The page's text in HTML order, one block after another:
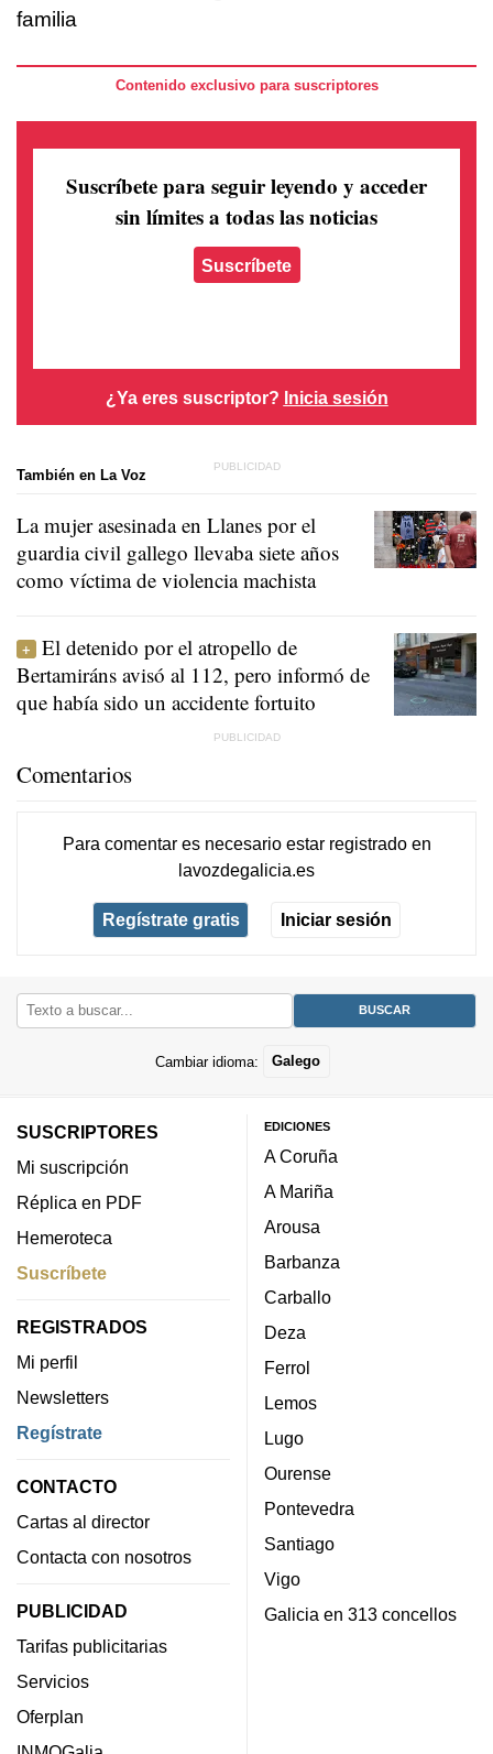
familia
Contenido exclusivo para suscriptores
Suscríbete para seguir leyendo y acceder
sin límites a todas las noticias
Suscríbete
¿Ya eres suscriptor? Inicia sesión
También en La Voz
La mujer asesinada en Llanes por el
guardia civil gallego llevaba siete años
como víctima de violencia machista
El detenido por el atropello de
Bertamiráns avisó al 112, pero informó de
que había sido un accidente fortuito
Comentarios
Para comentar es necesario estar registradoen
lavozdegalicia.es
Regístrate gratis Iniciar sesión
Cambiar idioma: Galego
SUSCRIPTORES
Mi suscripción
Réplica en PDF
Hemeroteca
Suscríbete
REGISTRADOS
Mi perfil
Newsletters
Regístrate
CONTACTO
Cartas al director
Contacta con nosotros
PUBLICIDAD
Tarifas publicitarias
Servicios
Oferplan
EDICIONES
A Coruña
A Mariña
Arousa
Barbanza
Carballo
Deza
Ferrol
Lemos
Lugo
Ourense
Pontevedra
Santiago
Vigo
Galicia en 313 concellos